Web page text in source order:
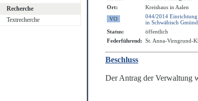
Recherche
Textrecherche
Ort:
Kreishaus in Aalen
044/2014 Einrichtung
in Schwäbisch Gmünd
Status:
öffentlich
Federführend: St. Anna-Virngrund-
Beschluss
Der Antrag der Verwaltung